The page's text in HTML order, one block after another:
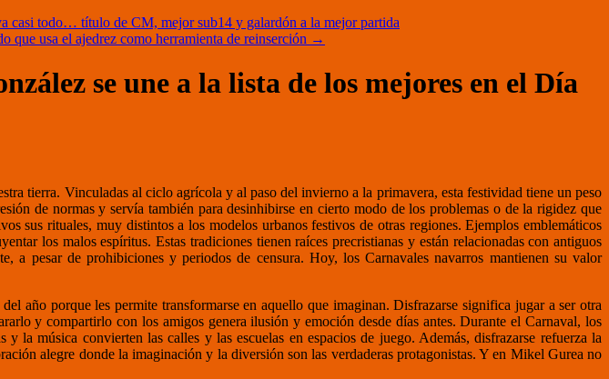
casi todo… título de CM, mejor sub14 y galardón a la mejor partida
usa el ajedrez como herramienta de reinserción →
se une a la lista de los mejores en el Día
tierra. Vinculadas al ciclo agrícola y al paso del invierno a la primavera, esta festividad tiene un peso
de normas y servía también para desinhibirse en cierto modo de los problemas o de la rigidez que
sus rituales, muy distintos a los modelos urbanos festivos de otras regiones. Ejemplos emblemáticos
los malos espíritus. Estas tradiciones tienen raíces precristianas y están relacionadas con antiguos
a pesar de prohibiciones y periodos de censura. Hoy, los Carnavales navarros mantienen su valor
año porque les permite transformarse en aquello que imaginan. Disfrazarse significa jugar a ser otra
y compartirlo con los amigos genera ilusión y emoción desde días antes. Durante el Carnaval, los
la música convierten las calles y las escuelas en espacios de juego. Además, disfrazarse refuerza la
alegre donde la imaginación y la diversión son las verdaderas protagonistas. Y en Mikel Gurea no